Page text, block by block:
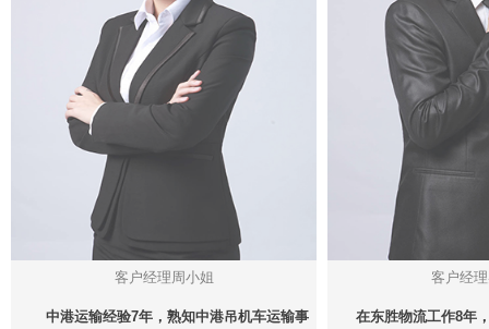
客户经理周小姐
中港运输经验7年，熟知中港吊机车运输事
客户经
在东胜物流工作8年